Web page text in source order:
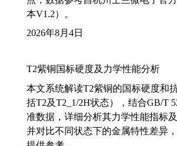
本V1.2）。
2026年8月4日
T2紫铜国标硬度及力学性能分析
本文系统解读T2紫铜的国标硬度和
括T2及T2_1/2H状态），结合GB/T
准数据，详细分析其力学性能指标
并对比不同状态下的金属特性差异